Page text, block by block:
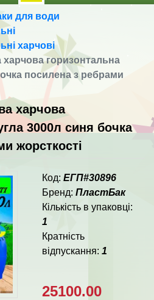
для води
харчові
харчова горизонтальна
посилена з ребрами
харчова
3000л синя бочка
жорсткості
Код: ЕГП#30896
Бренд: ПластБак
Кількість в упаковці:
1
Кратність
відпускання: 1
25100.00